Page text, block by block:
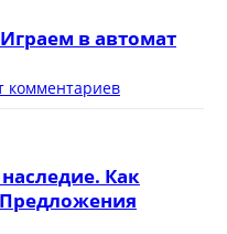
в автомат
комментариев
Как